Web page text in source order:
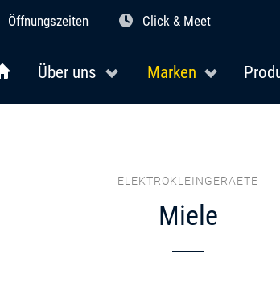
Öffnungszeiten Click & Meet
Über uns Marken
ELEKTROKLEINGERAETE
Miele